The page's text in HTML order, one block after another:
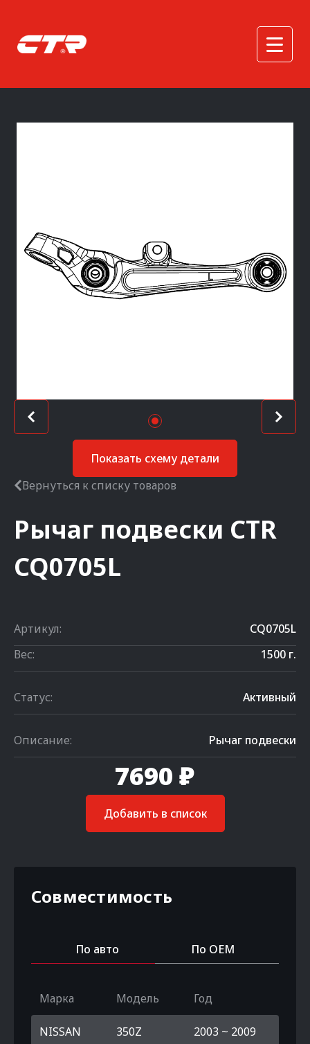
Показать схему детали
Вернуться к списку товаров
Рычаг подвески CTR
CQ0705L
Артикул:
CQ0705L
Вес:
1500 г.
Статус: Активный
Описание: Рычаг подвески
7690 ₽
Добавить в список
Совместимость
По авто По OEM
Марка Модель Год
NISSAN 350Z 2003 ~ 2009